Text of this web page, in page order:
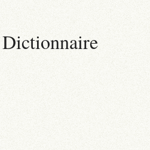
Dictionnaire